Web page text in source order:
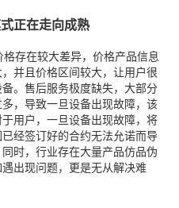
正在走向成熟
存在较大差异，价格产品信息
并且价格区间较大，让用户很
。售后服务极度缺失，大部分
，导致一旦设备出现故障，该
用户，一旦设备出现故障，将
经签订好的合约无法允诺而导
时，行业存在大量产品仿品伪
出现问题，更是无从解决难